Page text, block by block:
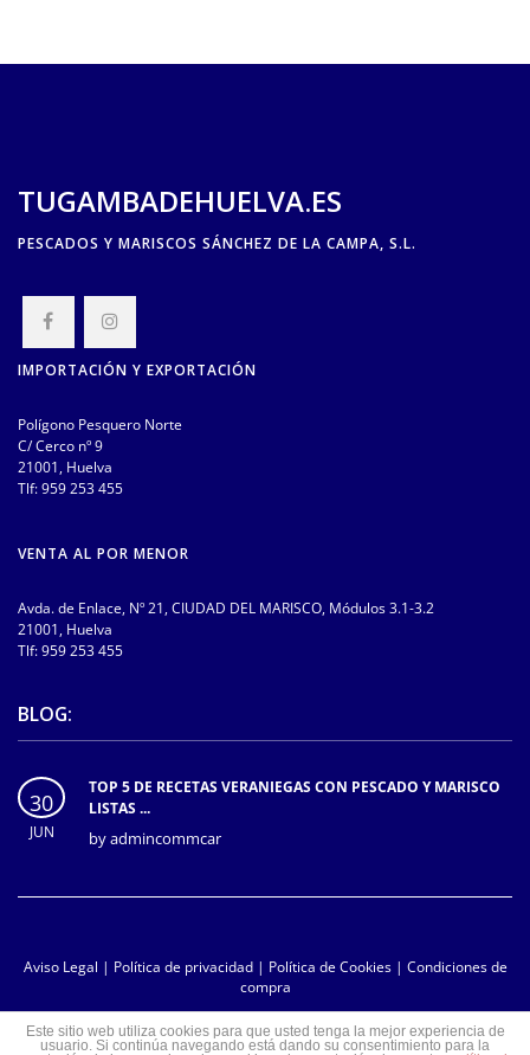
TUGAMBADEHUELVA.ES
PESCADOS Y MARISCOS SÁNCHEZ DE LA CAMPA, S.L.
IMPORTACIÓN Y EXPORTACIÓN
Polígono Pesquero Norte
C/ Cerco nº 9
21001, Huelva
Tlf:959 253 455
VENTA AL POR MENOR
Avda. de Enlace, Nº 21, CIUDAD DEL MARISCO, Módulos 3.1-3.2
21001, Huelva
Tlf:959 253 455
BLOG:
30
JUN
TOP 5 DE RECETAS VERANIEGAS CON PESCADO Y MARISCO
LISTAS ...
byadmincommcar
Aviso Legal | Política de privacidad| Política de Cookies| Condiciones de
compra
Este sitio web utiliza cookies para que usted tenga la mejor experiencia de
usuario. Si continúa navegando está dando su consentimiento para la